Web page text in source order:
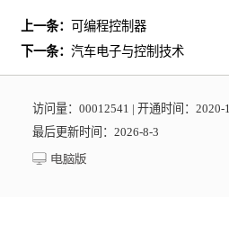
上一条：
可编程控制器
下一条： 汽车电子与控制技术
访问量： 00012541 | 开通时间： 2020-1
最后更新时间： 2026-8-3